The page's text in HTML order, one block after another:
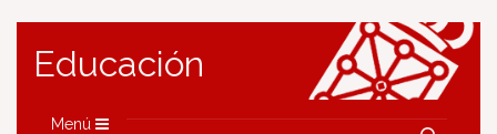
Educación
Menú